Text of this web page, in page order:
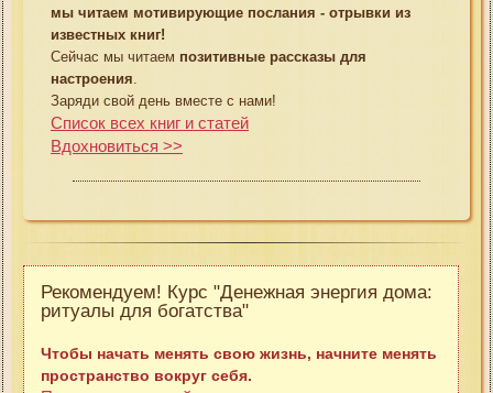
мы читаем мотивирующие послания - отрывки из
известных книг!
Сейчас мы читаем позитивные рассказы для
настроения
Заряди свой день вместе с нами!
Список всех книг и статей
Вдохновиться >>
Рекомендуем! Курс "Денежная энергия дома:
ритуалы для богатства"
Чтобы начать менять свою жизнь, начните менять
пространство вокруг себя.